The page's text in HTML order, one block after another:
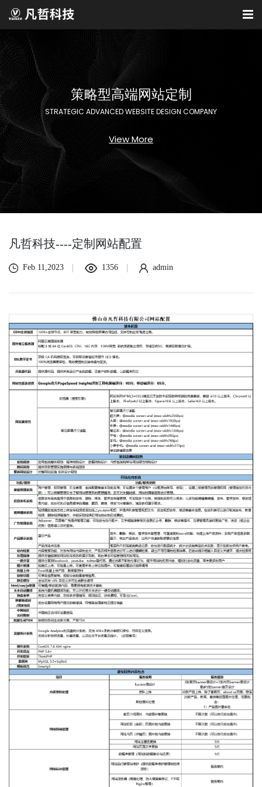
策略型高端网站定制
STRATEGIC ADVANCED WEBSITE DESIGN COMPANY
View More
凡哲科技----定制网站配置
Feb 11,2023 1356 admin